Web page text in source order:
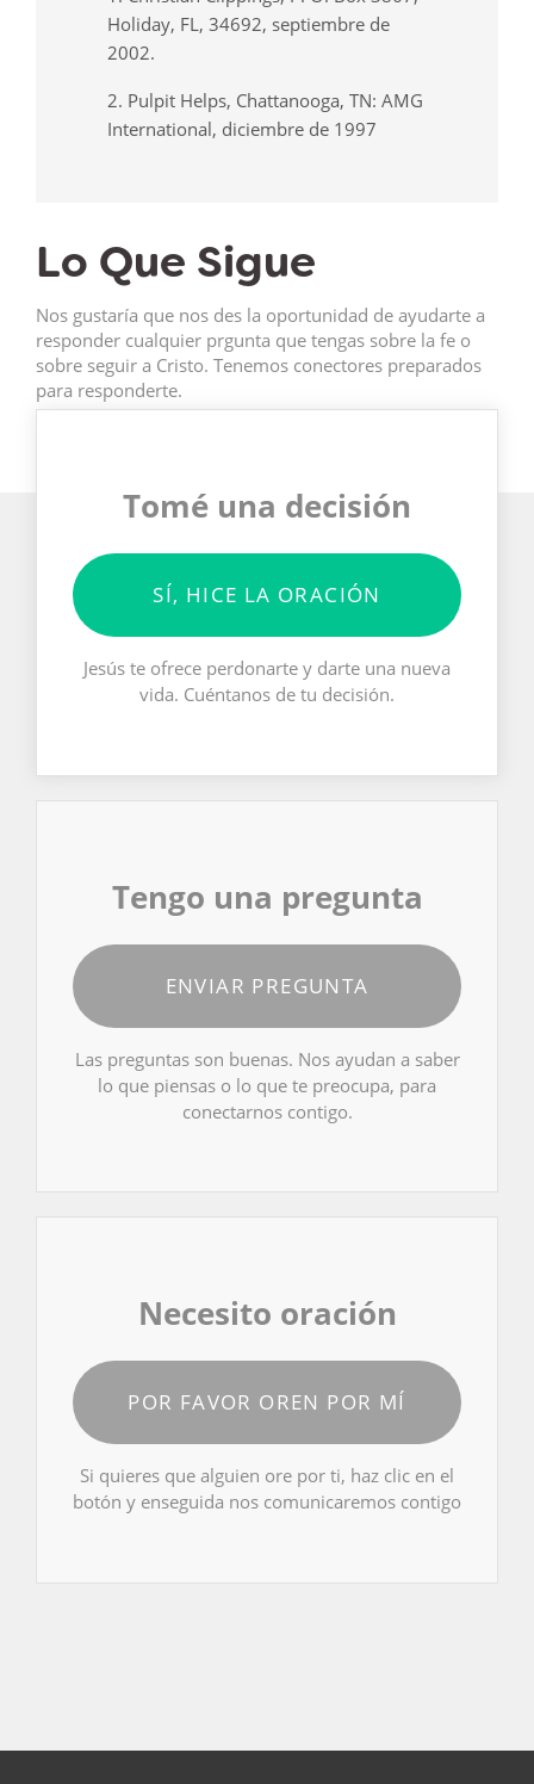
Holiday, FL, 34692, septiembre de
2002.
2. Pulpit Helps, Chattanooga, TN: AMG
International, diciembre de 1997
Lo Que Sigue
Nos gustaría que nos des la oportunidad de ayudarte a
responder cualquier prgunta que tengas sobre la fe o
sobre seguir a Cristo. Tenemos conectores preparados
para responderte.
Tomé una decisión
SÍ, HICE LA ORACIÓN
Jesús te ofrece perdonarte y darte una nueva
vida. Cuéntanos de tu decisión.
Tengo una pregunta
ENVIAR PREGUNTA
Las preguntas son buenas. Nos ayudan a saber
lo que piensas o lo que te preocupa, para
conectarnos contigo.
Necesito oración
POR FAVOR OREN POR MÍ
Si quieres que alguien ore por ti, haz clic en el
botón y enseguida nos comunicaremos contigo